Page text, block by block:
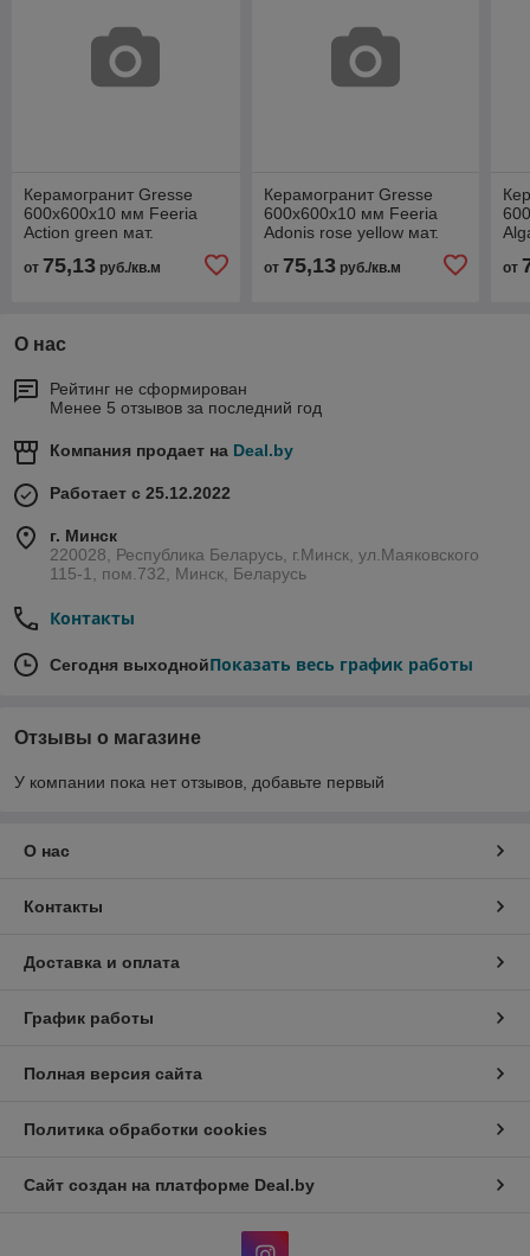
Керамогранит Gresse
600х600х10 мм Feeria
Action green мат.
GTF471
от 75,13 руб./кв.м
Керамогранит Gresse
600х600х10 мм Feeria
Adonis rose yellow мат.
Желтый горицвет GTF463
от 75,13руб./кв.м от
О нас
Рейтинг не сформирован
Менее 5 отзывов за последний год
Компания продает на Deal.by
Работает с 25.12.2022
г. Минск
220028, Республика Беларусь, г.Минск, ул.Маяковского
115-1, пом.732, Минск, Беларусь
Контакты
Сегодня выходнойПоказать весь график работы
Отзывы о магазине
У компании пока нет отзывов, добавьте первый
О нас
Контакты
Доставка и оплата
График работы
Полная версия сайта
Политика обработки cookies
Сайт создан на платформе Deal.by